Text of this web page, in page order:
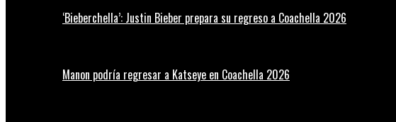
‘Bieberchella’: Justin Bieber prepara su regreso a Coachella 2026
Manon podría regresar a Katseye en Coachella 2026